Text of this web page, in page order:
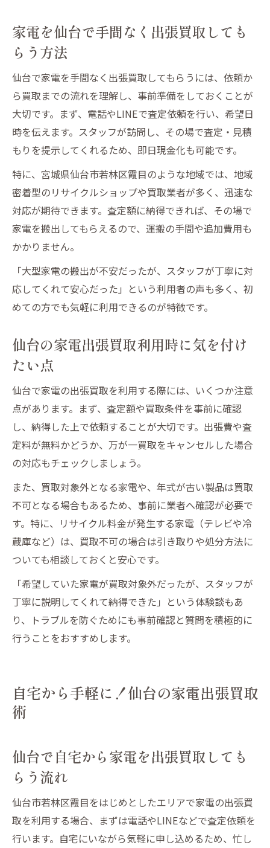
家電を仙台で手間なく出張買取しても
らう方法
仙台で家電を手間なく出張買取してもらうには、依頼か
ら買取までの流れを理解し、事前準備をしておくことが
大切です。まず、電話やLINEで査定依頼を行い、希望日
時を伝えます。スタッフが訪問し、その場で査定・見積
もりを提示してくれるため、即日現金化も可能です。
特に、宮城県仙台市若林区霞目のような地域では、地域
密着型のリサイクルショップや買取業者が多く、迅速な
対応が期待できます。査定額に納得できれば、その場で
家電を搬出してもらえるので、運搬の手間や追加費用も
かかりません。
「大型家電の搬出が不安だったが、スタッフが丁寧に対
応してくれて安心だった」という利用者の声も多く、初
めての方でも気軽に利用できるのが特徴です。
仙台の家電出張買取利用時に気を付け
たい点
仙台で家電の出張買取を利用する際には、いくつか注意
点があります。まず、査定額や買取条件を事前に確認
し、納得した上で依頼することが大切です。出張費や査
定料が無料かどうか、万が一買取をキャンセルした場合
の対応もチェックしましょう。
また、買取対象外となる家電や、年式が古い製品は買取
不可となる場合もあるため、事前に業者へ確認が必要で
す。特に、リサイクル料金が発生する家電（テレビや冷
蔵庫など）は、買取不可の場合は引き取りや処分方法に
ついても相談しておくと安心です。
「希望していた家電が買取対象外だったが、スタッフが
丁寧に説明してくれて納得できた」という体験談もあ
り、トラブルを防ぐためにも事前確認と質問を積極的に
行うことをおすすめします。
自宅から手軽に！仙台の家電出張買取
術
仙台で自宅から家電を出張買取しても
らう流れ
仙台市若林区霞目をはじめとしたエリアで家電の出張買
取を利用する場合、まずは電話やLINEなどで査定依頼を
行います。自宅にいながら気軽に申し込めるため、忙し